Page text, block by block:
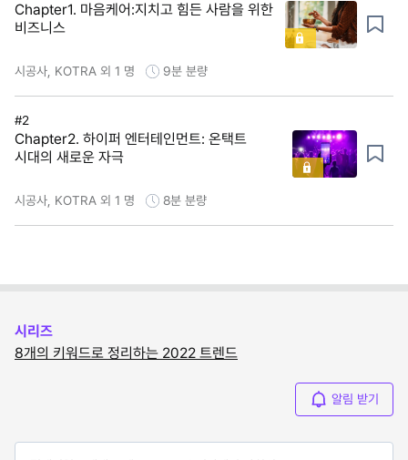
Chapter1. 마음케어:지치고 힘든 사람을 위한
비즈니스
시공사, KOTRA 외 1 명 9분 분량
#2
Chapter2. 하이퍼 엔터테인먼트: 온택트
시대의 새로운 자극
시공사, KOTRA 외 1 명 8분 분량
시리즈
8개의 키워드로 정리하는 2022 트렌드
알림 받기